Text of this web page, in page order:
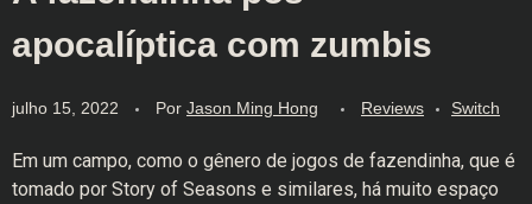
apocalíptica com zumbis
julho 15, 2022 Por Jason Ming Hong Reviews Switch
Em um campo, como o gênero de jogos de fazendinha, que é
tomado por Story of Seasons e similares, há muito espaço